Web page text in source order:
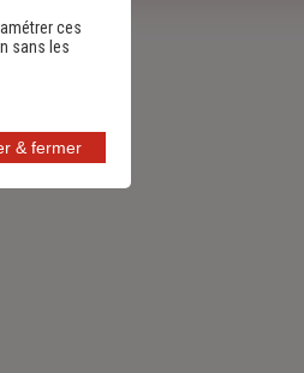
ces
sans les
& fermer